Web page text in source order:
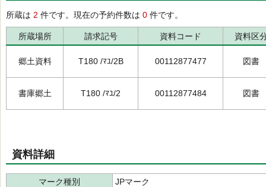
所蔵は 2 件です。現在の予約件数は 0 件です。
所蔵場所 請求記号 資料コード 資料区
郷土資料 T180 /ﾏﾕ/2B 00112877477 図書
書庫郷土 T180 /ﾏﾕ/2 00112877484 図書
資料詳細
マーク種別
JPマーク